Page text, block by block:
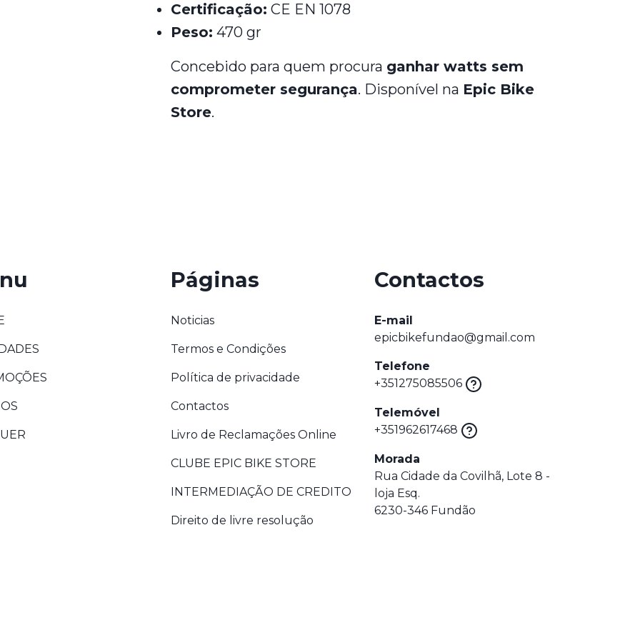
Certificação: CE EN 1078
Peso: 470 gr
Concebido para quem procura ganhar watts sem
comprometer segurança. Disponível na Epic Bike
Store.
Páginas
Noticias
Termos e Condições
Política de privacidade
Contactos
Livro de Reclamações Online
CLUBE EPIC BIKE STORE
INTERMEDIAÇÃO DE CREDITO
Direito de livre resolução
Contactos
E-mail
epicbikefundao@gmail.com
Telefone
+351275085506
Telemóvel
+351962617468
Morada
Rua Cidade da Covilhã, Lote 8 -
loja Esq.
6230-346 Fundão